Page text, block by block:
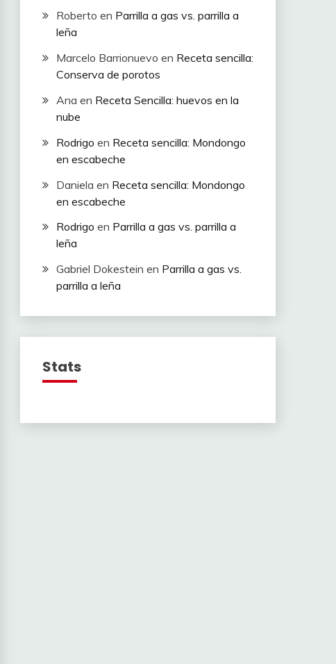
Roberto en Parrilla a gas vs. parrilla a
leña
Marcelo Barrionuevo en Receta sencilla:
Conserva de porotos
Ana en Receta Sencilla: huevos en la
nube
Rodrigo en Receta sencilla: Mondongo
en escabeche
Daniela en Receta sencilla: Mondongo
en escabeche
Rodrigo en Parrilla a gas vs. parrilla a
leña
Gabriel Dokestein en Parrilla a gas vs.
parrilla a leña
Stats